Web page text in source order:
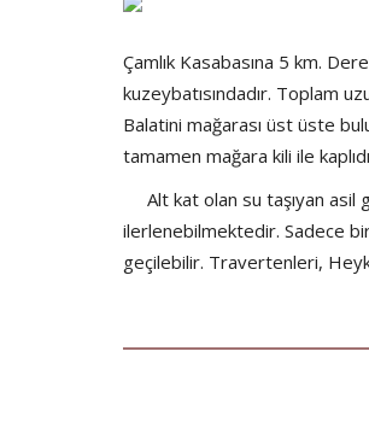
Çamlık Kasabasına 5 km.
kuzeybatısındadır. Toplam
Balatini mağarası üst üste
tamamen mağara kili ile
Alt kat olan su taşıyan asil
ilerlenebilmektedir. Sadece
geçilebilir. Travertenleri,